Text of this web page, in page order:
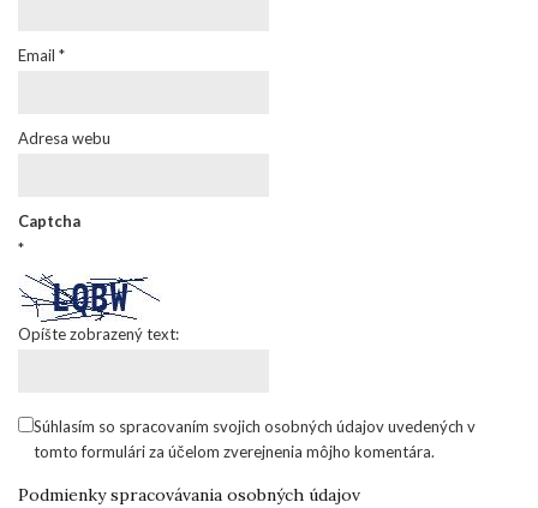
Email *
Adresa webu
Captcha
*
Opíšte zobrazený text:
Súhlasím so spracovaním svojich osobných údajov uvedených v
tomto formulári za účelom zverejnenia môjho komentára.
Podmienky spracovávania osobných údajov